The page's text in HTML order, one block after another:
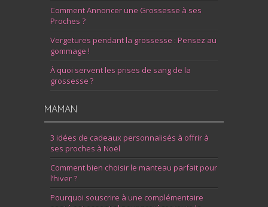
Comment Annoncer une Grossesse à ses
Proches ?
Vergetures pendant la grossesse : Pensez au
gommage !
À quoi servent les prises de sang de la
grossesse ?
MAMAN
3 idées de cadeaux personnalisés à offrir à
ses proches à Noël
Comment bien choisir le manteau parfait pour
l’hiver ?
Pourquoi souscrire à une complémentaire